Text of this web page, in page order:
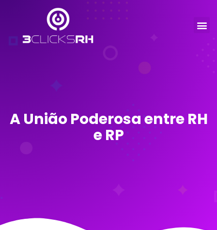
A União Poderosa entre RH
e RP